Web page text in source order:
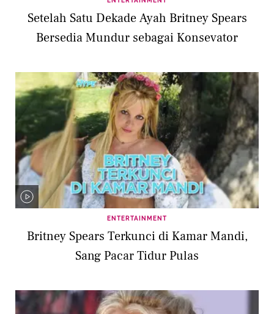
Setelah Satu Dekade Ayah Britney Spears
Bersedia Mundur sebagai Konsevator
ENTERTAINMENT
Britney Spears Terkunci di Kamar Mandi,
Sang Pacar Tidur Pulas